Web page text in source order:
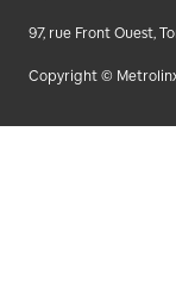
97, rue Front Ouest,
Copyright ©